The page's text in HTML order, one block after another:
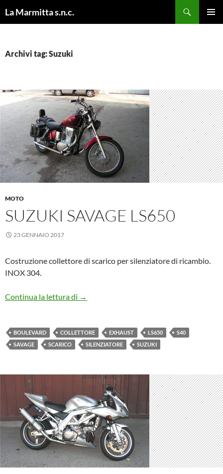
La Marmitta s.n.c.
Archivi tag: Suzuki
MOTO
SUZUKI SAVAGE LS650
23 GENNAIO 2017
Costruzione collettore di scarico per silenziatore di ricambio.
INOX 304.
Continua la lettura di Suzuki Savage LS650
→
BOULEVARD COLLETTORE EXHAUST LS650
S40
SAVAGE
SCARICO SILENZIATORE SUZUKI